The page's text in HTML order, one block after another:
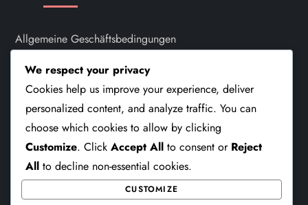
Allgemeine Geschäftsbedingungen
Kontakt Aufnehmen
Über Uns
Datenschutzrichtlinie
Cookie-Einstellungen
We respect your privacy
Cookies help us improve your experience, deliver
personalized content, and analyze traffic. You can
choose which cookies to allow by clicking
Customize. Click Accept All to consent or Reject
All to decline non-essential cookies.
CUSTOMIZE